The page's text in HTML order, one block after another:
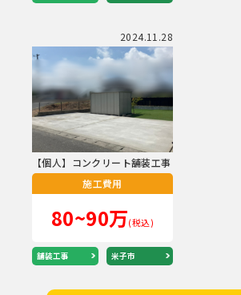
2024.11.28
【個人】コンクリート舗装工事
施工費用
80~90万(税込)
舗装工事 米子市